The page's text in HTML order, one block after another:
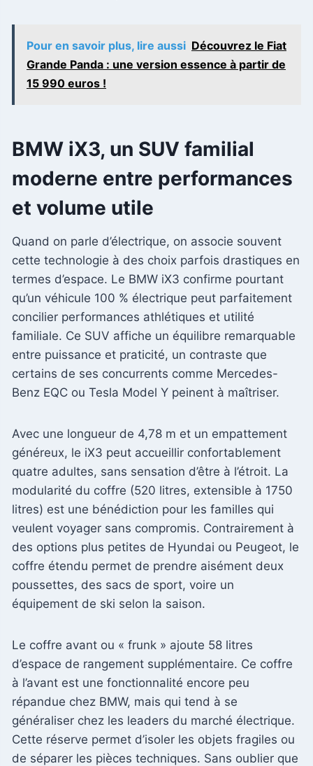
Pour en savoir plus, lire aussi Découvrez le Fiat
Grande Panda : une version essence à partir de
15 990 euros !
BMW iX3, un SUV familial
moderne entre performances
et volume utile
Quand on parle d’électrique, on associe souvent
cette technologie à des choix parfois drastiques en
termes d’espace. Le BMW iX3 confirme pourtant
qu’un véhicule 100 % électrique peut parfaitement
concilier performances athlétiques et utilité
familiale. Ce SUV affiche un équilibre remarquable
entre puissance et praticité, un contraste que
certains de ses concurrents comme Mercedes-
Benz EQC ou Tesla Model Y peinent à maîtriser.
Avec une longueur de 4,78 m et un empattement
généreux, le iX3 peut accueillir confortablement
quatre adultes, sans sensation d’être à l’étroit. La
modularité du coffre (520 litres, extensible à 1750
litres) est une bénédiction pour les familles qui
veulent voyager sans compromis. Contrairement à
des options plus petites de Hyundai ou Peugeot, le
coffre étendu permet de prendre aisément deux
poussettes, des sacs de sport, voire un
équipement de ski selon la saison.
Le coffre avant ou « frunk » ajoute 58 litres
d’espace de rangement supplémentaire. Ce coffre
à l’avant est une fonctionnalité encore peu
répandue chez BMW, mais qui tend à se
généraliser chez les leaders du marché électrique.
Cette réserve permet d’isoler les objets fragiles ou
de séparer les pièces techniques. Sans oublier que